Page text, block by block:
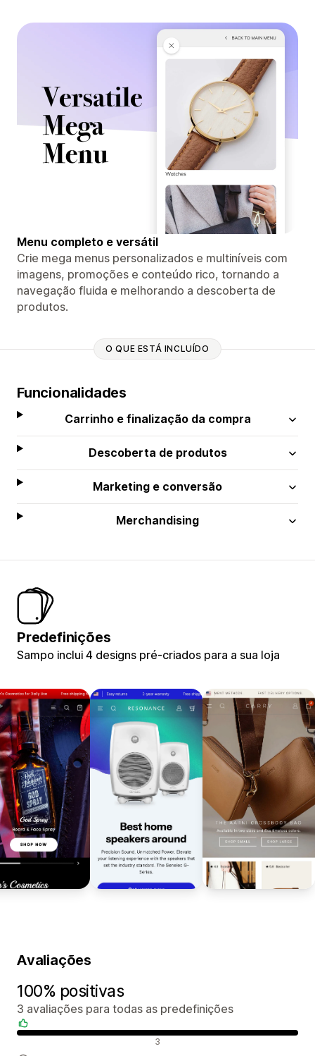
Menu completo e versátil
Crie mega menus personalizados e multiníveis com
imagens, promoções e conteúdo rico, tornando a
navegação fluida e melhorando a descoberta de
produtos.
O QUE ESTÁ INCLUÍDO
Funcionalidades
Carrinho e finalização da compra
Descoberta de produtos
Marketing e conversão
Merchandising
Predefinições
Sampo inclui 4 designs pré-criados para a sua loja
Avaliações
100% positivas
3 avaliações para todas as predefinições
3